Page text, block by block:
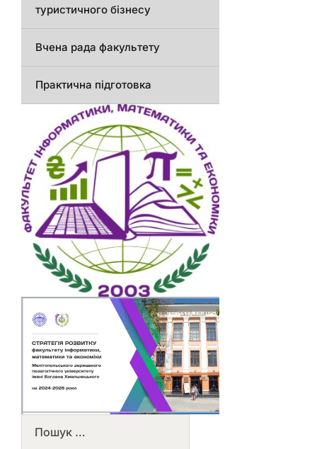
туристичного бізнесу
Вчена рада факультету
Практична підготовка